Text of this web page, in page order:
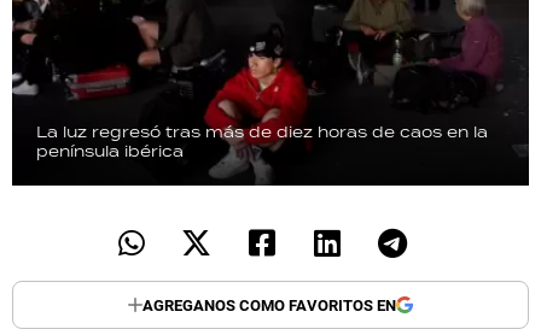
La luz regresó tras más de diez horas de caos en la
península ibérica
AGREGANOS COMO FAVORITOS EN
Seguinos